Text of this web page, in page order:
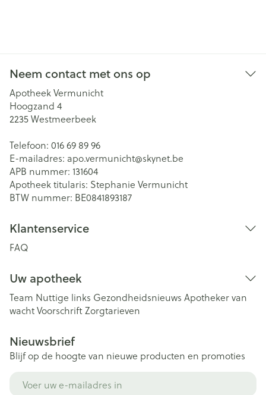
Neem contact met ons op
Apotheek Vermunicht
Hoogzand 4
2235Westmeerbeek
Telefoon: 016 69 89 96
E-mailadres: apo.vermunicht@skynet.be
APB nummer: 131604
Apotheek titularis: Stephanie Vermunicht
BTW nummer: BE0841893187
Klantenservice
FAQ
Uw apotheek
Team Nuttige links Gezondheidsnieuws Apotheker van
wachtVoorschriftZorgtarieven
Nieuwsbrief
Blijf op de hoogte van nieuwe producten en promoties